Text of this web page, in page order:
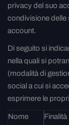
privacy del suo
condivisione delle
account.
Di seguito si
nella quali si
(modalità di
social a cui si
esprimere le
Nome Finalità